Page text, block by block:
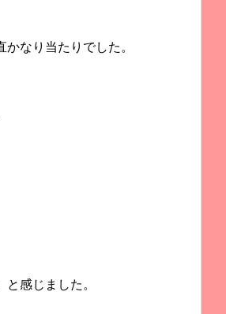
かなり当たりでした。
と感じました。